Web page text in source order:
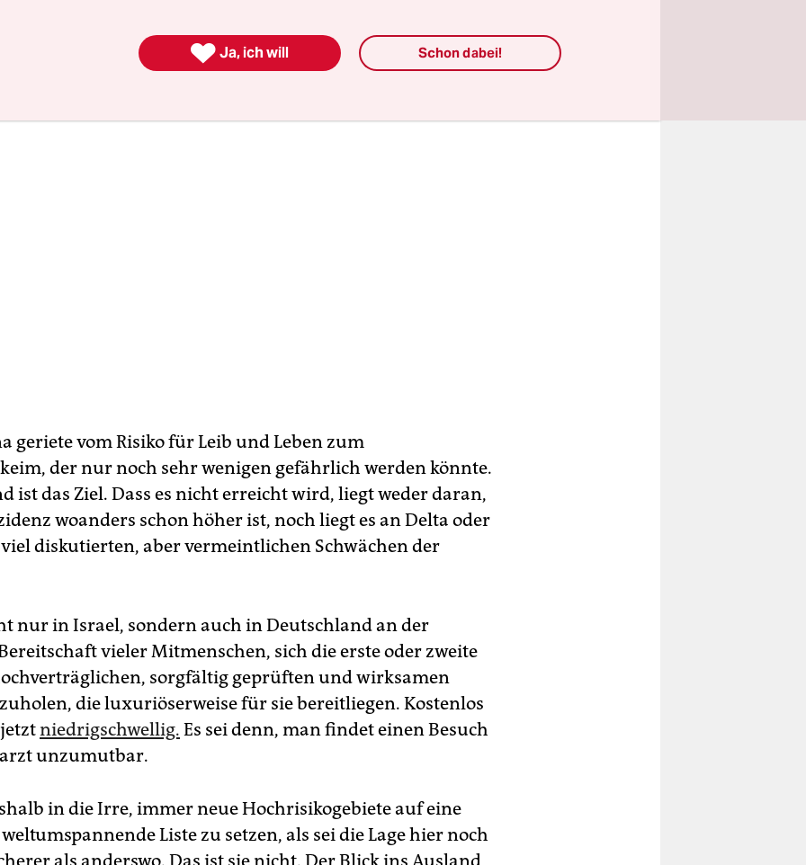
Wären genug Menschen geimpft, würde der Erreger
geriete vom Risiko für Leib und Leben zum
der nur noch sehr wenigen gefährlich werden könnte.
ist das Ziel. Dass es nicht erreicht wird, liegt weder daran,
woanders schon höher ist, noch liegt es an Delta oder
diskutierten, aber vermeintlichen Schwächen der
nur in Israel, sondern auch in Deutschland an der
vieler Mitmenschen, sich die erste oder zweite
sorgfältig geprüften und wirksamen
die luxuriöserweise für sie bereitliegen. Kostenlos
niedrigschwellig. Es sei denn, man findet einen Besuch
unzumutbar.
in die Irre, immer neue Hochrisikogebiete auf eine
Liste zu setzen, als sei die Lage hier noch
als anderswo. Das ist sie nicht. Der Blick ins Ausland
 Ja, ich will Schon dabei!